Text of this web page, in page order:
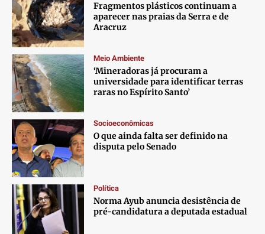
Fragmentos plásticos continuam a
aparecer nas praias da Serra e de
Aracruz
Meio Ambiente
‘Mineradoras já procuram a
universidade para identificar terras
raras no Espírito Santo’
Socioeconômicas
O que ainda falta ser definido na
disputa pelo Senado
Política
Norma Ayub anuncia desistência de
pré-candidatura a deputada estadual